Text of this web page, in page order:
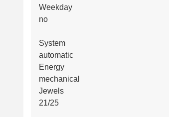
Weekday
no
System
automatic
Energy
mechanical
Jewels
21/25